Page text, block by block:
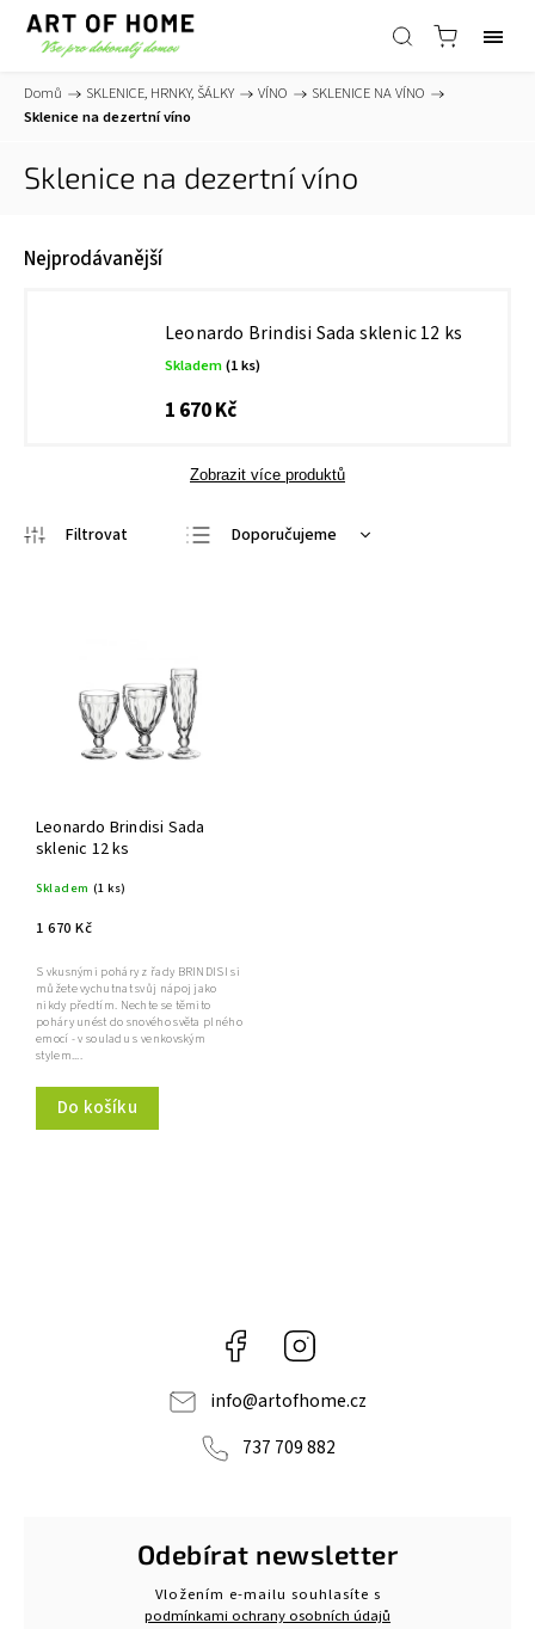
Domů / SKLENICE, HRNKY, ŠÁLKY / VÍNO / SKLENICE NA VÍNO /
Sklenice na dezertní víno
Sklenice na dezertní víno
Nejprodávanější
Leonardo Brindisi Sada sklenic 12 ks
Skladem(1 ks)
1 670 Kč
Zobrazit více produktů
Doporučujeme
Leonardo Brindisi Sada
sklenic 12 ks
Skladem (1 ks)
1 670 Kč
Do košíku
S vkusnými poháry z řady BRINDISI si
můžete vychutnat svůj nápoj jako
nikdy předtím. Nechte se těmito
poháry unést do snového světa plného
emocí - v souladu s venkovským
stylem....
Facebook
info@artofhome.cz
737 709 882
Odebírat newsletter
Vložením e-mailu souhlasíte s
podmínkami ochrany osobních údajů